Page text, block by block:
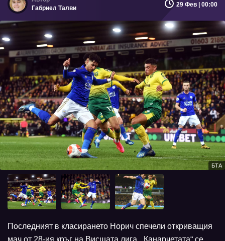
Габриел Талви 29 Фев | 00:00
БТА
Последният в класирането Норич спечели откриващия